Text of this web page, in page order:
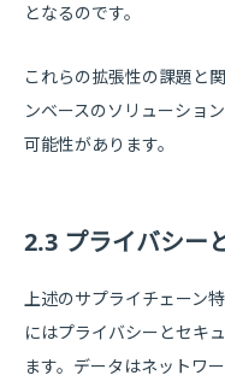
となるのです。
これらの拡張性の課題と
ンベースのソリューショ
可能性があります。
2.3 プライバシー
上述のサプライチェーン
にはプライバシーとセキ
ます。データはネットワ